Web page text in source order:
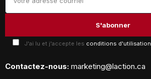
J'ai lu et j'accepte les conditions d'utilisation
Contactez-nous: marketing@laction.ca